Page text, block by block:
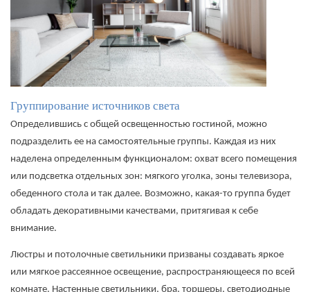
Группирование источников света
Определившись с общей освещенностью гостиной, можно
подразделить ее на самостоятельные группы. Каждая из них
наделена определенным функционалом: охват всего помещения
или подсветка отдельных зон: мягкого уголка, зоны телевизора,
обеденного стола и так далее. Возможно, какая-то группа будет
обладать декоративными качествами, притягивая к себе
внимание.
Люстры и потолочные светильники призваны создавать яркое
или мягкое рассеянное освещение, распространяющееся по всей
комнате. Настенные светильники, бра, торшеры, светодиодные